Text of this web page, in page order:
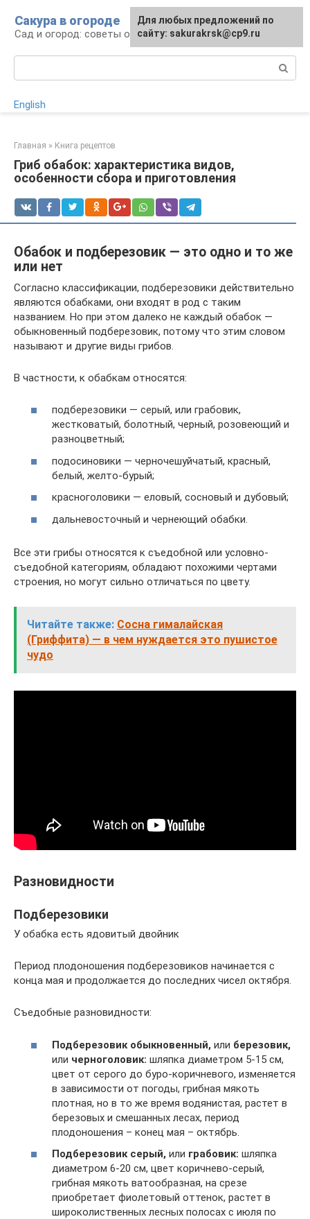
контенту
Сакура в огороде
Сад и огород: советы огородникам
English
Главная » Книга рецептов
Гриб обабок: характеристика видов,
особенности сбора и приготовления
Обабок и подберезовик — это одно и то же
или нет
Согласно классификации, подберезовики действительно
являются обабками, они входят в род с таким
названием. Но при этом далеко не каждый обабок —
обыкновенный подберезовик, потому что этим словом
называют и другие виды грибов.
В частности, к обабкам относятся:
подберезовики — серый, или грабовик,
жестковатый, болотный, черный, розовеющий и
разноцветный;
подосиновики — черночешуйчатый, красный,
белый, желто-бурый;
красноголовики — еловый, сосновый и дубовый;
дальневосточный и чернеющий обабки.
Все эти грибы относятся к съедобной или условно-
съедобной категориям, обладают похожими чертами
строения, но могут сильно отличаться по цвету.
Читайте также: Сосна гималайская
(Гриффита) — в чем нуждается это пушистое
чудо
Разновидности
Подберезовики
У обабка есть ядовитый двойник
Период плодоношения подберезовиков начинается с
конца мая и продолжается до последних чисел октября.
Съедобные разновидности:
Подберезовик обыкновенный, или березовик,
или черноголовик: шляпка диаметром 5-15 см,
цвет от серого до буро-коричневого, изменяется
в зависимости от погоды, грибная мякоть
плотная, но в то же время водянистая, растет в
березовых и смешанных лесах, период
плодоношения – конец мая – октябрь.
Подберезовик серый, или грабовик: шляпка
диаметром 6-20 см, цвет коричнево-серый,
грибная мякоть ватообразная, на срезе
приобретает фиолетовый оттенок, растет в
широколиственных лесных полосах с июля по
Для любых предложений по
сайту: sakurakrsk@cp9.ru